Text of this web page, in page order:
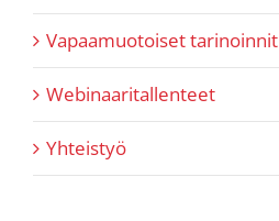
Vapaamuotoiset tarinoinnit
Webinaaritallenteet
Yhteistyö